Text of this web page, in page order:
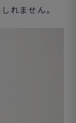
れません。